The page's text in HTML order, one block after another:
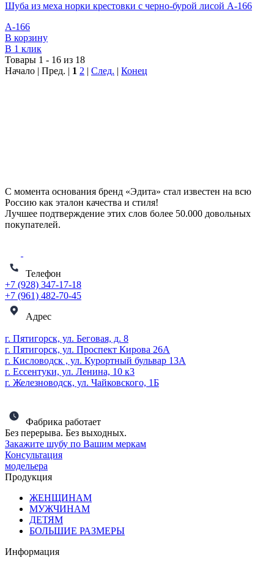
Шуба из меха норки крестовки с черно-бурой лисой А-166
А-166
В корзину
В 1 клик
Товары 1 - 16 из 18
Начало | Пред. | 1 2 | След. | Конец
С момента основания бренд «Эдита» стал известен на всю
Россию как эталон качества и стиля!
Лучшее подтверждение этих слов более 50.000 довольных
покупателей.
Телефон
+7 (928) 347-17-18
+7 (961) 482-70-45
Адрес
г. Пятигорск, ул. Беговая, д. 8
г. Пятигорск, ул. Проспект Кирова 26А
г. Кисловодск , ул. Курортный бульвар 13А
г. Ессентуки, ул. Ленина, 10 к3
г. Железноводск, ул. Чайковского, 1Б
Фабрика работает
Без перерыва. Без выходных.
Закажите шубу по Вашим меркам
Консультация
модельера
Продукция
ЖЕНЩИНАМ
МУЖЧИНАМ
ДЕТЯМ
БОЛЬШИЕ РАЗМЕРЫ
Информация